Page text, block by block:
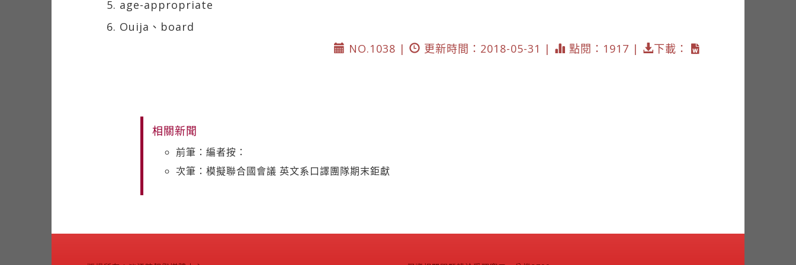
5. age-appropriate
6. Ouija、board
NO.1038 |
更新時間：2018-05-31 | 點閱：1917 | 下載：
相關新聞
前筆：編者按：
次筆：模擬聯合國會議 英文系口譯團隊期末鉅獻